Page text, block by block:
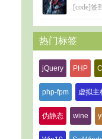
[code]签
热门标签
jQuery PHP
php-fpm 虚拟主
伪静态 wine